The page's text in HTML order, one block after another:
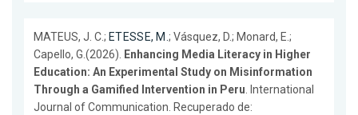
MATEUS, J. C.; ETESSE, M.; Vásquez, D.; Monard, E.;
Capello, G.(2026). Enhancing Media Literacy in Higher
Education: An Experimental Study on Misinformation
Through a Gamified Intervention in Peru. International
Journal of Communication. Recuperado de: